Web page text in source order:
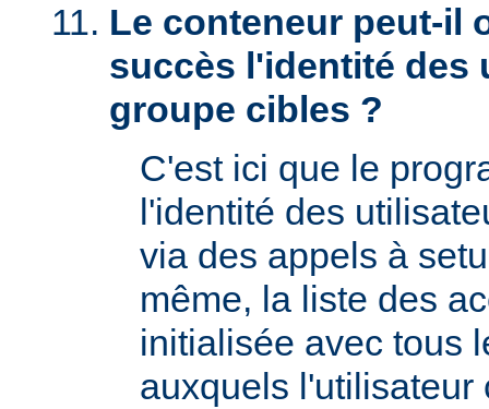
Le conteneur peut-il
succès l'identité des
groupe cibles ?
C'est ici que le
l'identité des
via des appels à
même, la liste des
initialisée avec tous
auxquels l'utilisateur